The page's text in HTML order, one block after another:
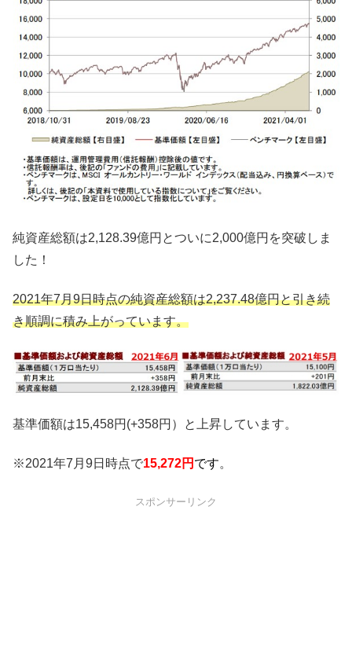
純資産総額は2,128.39億円とついに2,000億円を突破しま
した！
2021年7月9日時点の純資産総額は2,237.48億円と引き続
き順調に積み上がっています。
基準価額は15,458円(+358円）と上昇しています。
※2021年7月9日時点で15,272円 です。
スポンサーリンク